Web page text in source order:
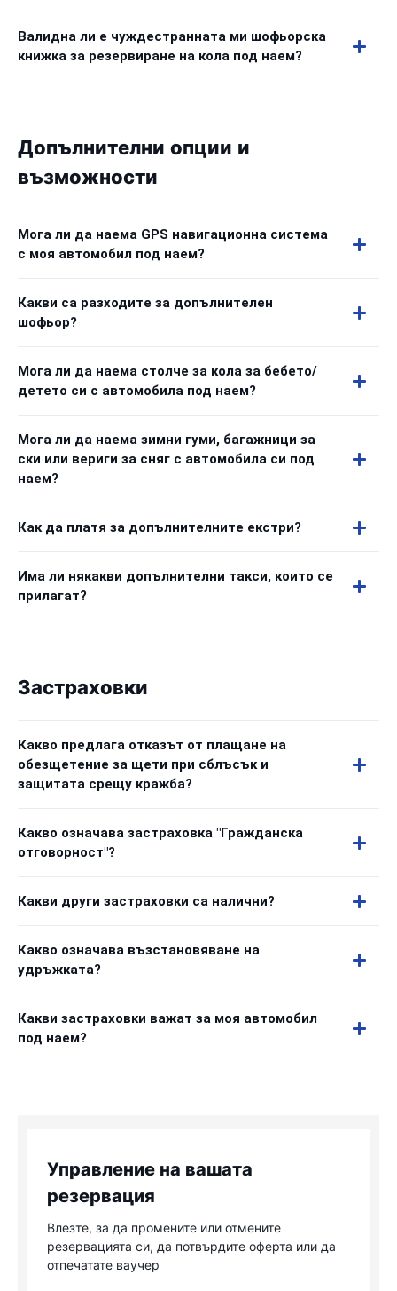
Валидна ли е чуждестранната ми шофьорска
книжка за резервиране на кола под наем?
Допълнителни опции и
възможности
Мога ли да наема GPS навигационна система
с моя автомобил под наем?
Какви са разходите за допълнителен
шофьор?
Мога ли да наема столче за кола за бебето/
детето си с автомобила под наем?
Мога ли да наема зимни гуми, багажници за
ски или вериги за сняг с автомобила си под
наем?
Как да платя за допълнителните екстри?
Има ли някакви допълнителни такси, които се
прилагат?
Застраховки
Какво предлага отказът от плащане на
обезщетение за щети при сблъсък и
защитата срещу кражба?
Какво означава застраховка "Гражданска
отговорност"?
Какви други застраховки са налични?
Какво означава възстановяване на
удръжката?
Какви застраховки важат за моя автомобил
под наем?
Управление на вашата
резервация
Влезте, за да промените или отмените
резервацията си, да потвърдите оферта или да
отпечатате ваучер